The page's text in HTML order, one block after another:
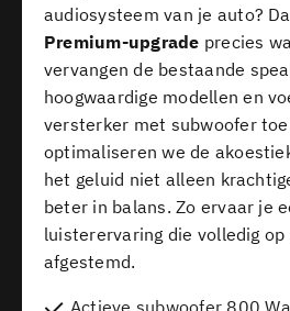
audiosysteem van je auto?
Premium-upgrade precies
vervangen de bestaande
hoogwaardige modellen en
versterker met subwoofer
optimaliseren we de
het geluid niet alleen
beter in balans. Zo ervaar je
luisterervaring die volledig op
afgestemd.